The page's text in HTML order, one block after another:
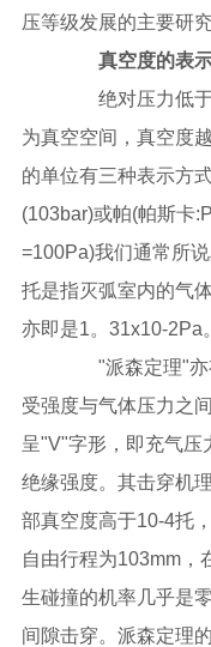
压等级发展的主要研究
真空度的表
绝对压力低于
为真空空间，真空度
的单位有三种表示方
(103bar)或帕(帕斯卡
=100Pa)我们通常所
托是指灭弧室内的气
亦即是1。31x10-2Pa。
"派森定理"亦
受强度与气体压力之
呈"V"字形，即充气压
绝缘强度。其击穿机
部真空度高于10-4托
自由行程为103mm，
生碰撞的机率几乎是
间隙击穿。派森定理